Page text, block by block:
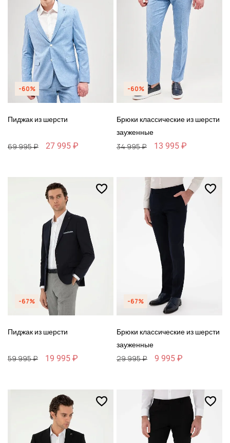
-60%
Пиджак из шерсти
69 995 ₽ 27 995 ₽
-60%
Брюки классические из шерсти
зауженные
34 995 ₽ 13 995 ₽
-67%
Пиджак из шерсти
59 995 ₽ 19 995 ₽
-67%
Брюки классические из шерсти
зауженные
29 995 ₽ 9 995 ₽